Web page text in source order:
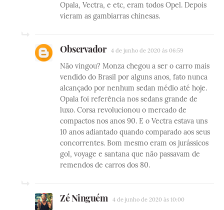
Opala, Vectra, e etc, eram todos Opel. Depois
vieram as gambiarras chinesas.
Observador 4 de junho de 2020 às 06:59
Não vingou? Monza chegou a ser o carro mais
vendido do Brasil por alguns anos, fato nunca
alcançado por nenhum sedan médio até hoje.
Opala foi referência nos sedans grande de
luxo. Corsa revolucionou o mercado de
compactos nos anos 90. E o Vectra estava uns
10 anos adiantado quando comparado aos seus
concorrentes. Bom mesmo eram os jurássicos
gol, voyage e santana que não passavam de
remendos de carros dos 80.
Zé Ninguém 4 de junho de 2020 às 10:00